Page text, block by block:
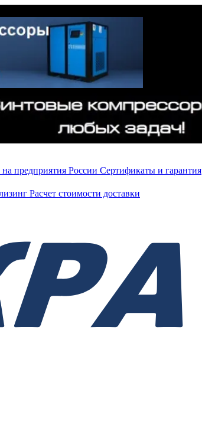
предприятия России Сертификаты и гарантия
Расчет стоимости доставки